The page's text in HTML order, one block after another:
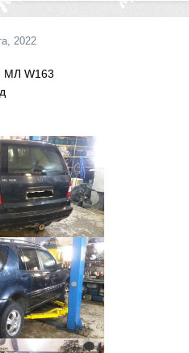
2022
МЛ W163